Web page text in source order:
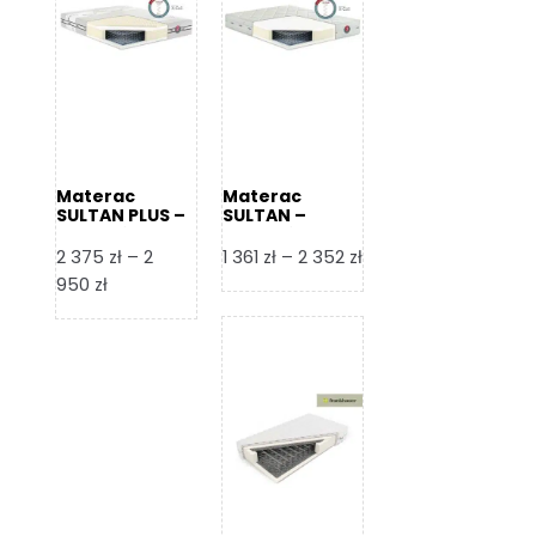
Materac
SULTAN PLUS –
2 375 zł – 2
950 złZakres
Materac
SULTAN –
1 361 zł – 2 352 złZakres
cen:
od
1
361 zł
do
2
352 zł